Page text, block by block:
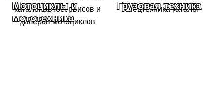
Грузовая техника Автосервисы